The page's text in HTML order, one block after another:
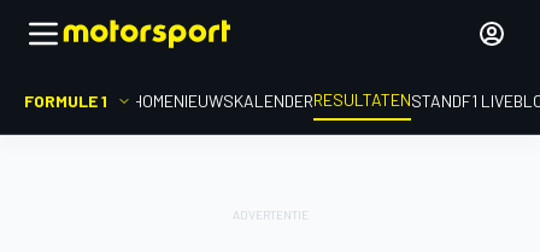
FORMULE 1 HOMENIEUWSKALENDERRESULTATENSTANDF1